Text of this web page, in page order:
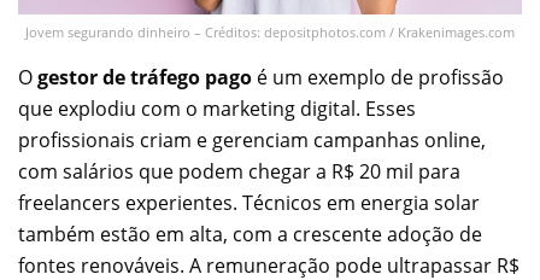
Jovem segurando dinheiro – Créditos: depositphotos.com / Krakenimages.com
Ogestor de tráfego pago é um exemplo de profissão
que explodiu com o marketing digital. Esses
profissionais criam e gerenciam campanhas online,
com salários que podem chegar a R$ 20 mil para
freelancers experientes. Técnicos em energia solar
também estão em alta, com a crescente adoção de
fontes renováveis. A remuneração pode ultrapassar R$